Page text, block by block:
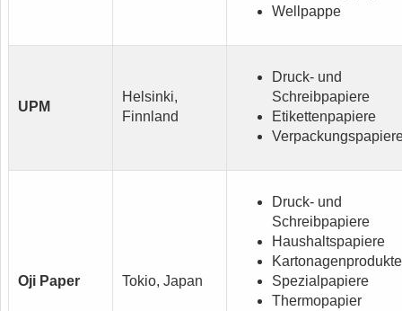
Wellpappe
UPM
Helsinki,
Finnland
Druck- und
Schreibpapiere
Etikettenpapiere
Oji Paper Tokio, Japan
Druck- und
Schreibpapiere
Haushaltspapiere
Kartonagenprodukte
Spezialpapiere
Thermopapier